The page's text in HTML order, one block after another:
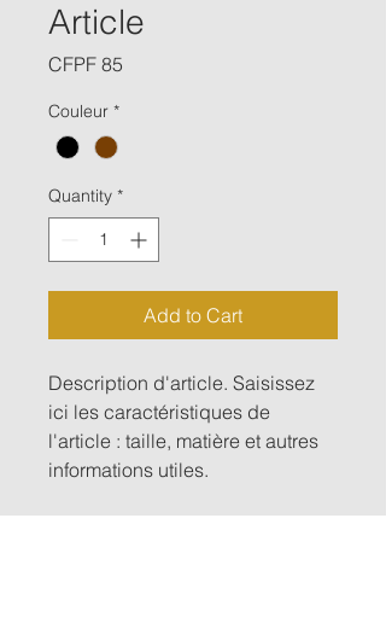
Article
CFPF 85
Couleur *
Quantity *
Add to Cart
Description d'article. Saisissez
ici les caractéristiques de
l'article : taille, matière et autres
informations utiles.